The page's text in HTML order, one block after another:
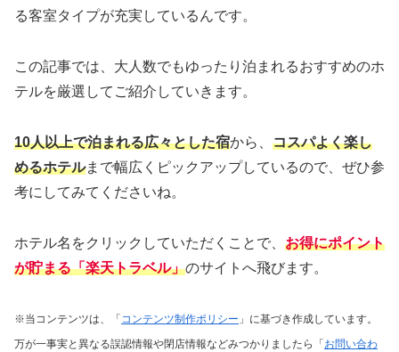
る客室タイプが充実しているんです。
この記事では、大人数でもゆったり泊まれるおすすめのホ
テルを厳選してご紹介していきます。
10人以上で泊まれる広々とした宿から、 コスパよく楽し
めるホテルまで幅広くピックアップしているので、ぜひ参
考にしてみてくださいね。
ホテル名をクリックしていただくことで、 お得にポイント
が貯まる「楽天トラベル」のサイトへ飛びます。
※当コンテンツは、「 コンテンツ制作ポリシー 」に基づき作成しています。
万が一事実と異なる誤認情報や閉店情報などみつかりましたら「 お問い合わ